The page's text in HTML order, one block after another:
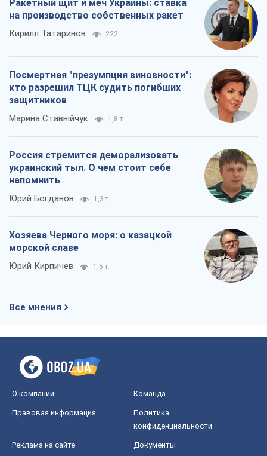
Ракетный щит и меч Украины: ставка
на производство собственных ракет
Кирилл Татаринов 222
Посмертная "презумпция виновности":
кто разрешил ТЦК судить погибших
защитников
Марина Ставнійчук 1,8 т.
Россия стремится деморализовать
украинский тыл. О чем стоит себе
напомнить
Юрий Богданов 1,3 т.
Хозяева Черного моря: о казацкой
морской славе
Юрий Кирпичев 1,5 т.
Все мнения
О компании Команда
Правовая информация
Политика
конфиденциальности
Реклама на сайте Документы